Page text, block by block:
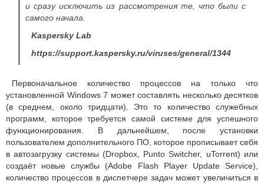
и сразу исключить из рассмотрения те, что были с
самого начала.
Kaspersky Lab
https://support.kaspersky.ru/viruses/general/1344
Первоначальное количество процессов на только что
установленной Windows 7 может составлять несколько десятков
(в среднем, около тридцати). Это то количество служебных
программ, которое требуется самой системе для успешного
функционирования. В дальнейшем, после установки
пользователем дополнительного ПО, которое прописывает себя
в автозагрузку системы (Dropbox, Punto Switcher, uTorrent) или
создаёт новые службы (Adobe Flash Player Update Service),
количество процессов в диспетчере задач может увеличиться в